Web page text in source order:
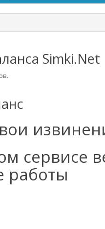
Simki.Net
сервисе
работы